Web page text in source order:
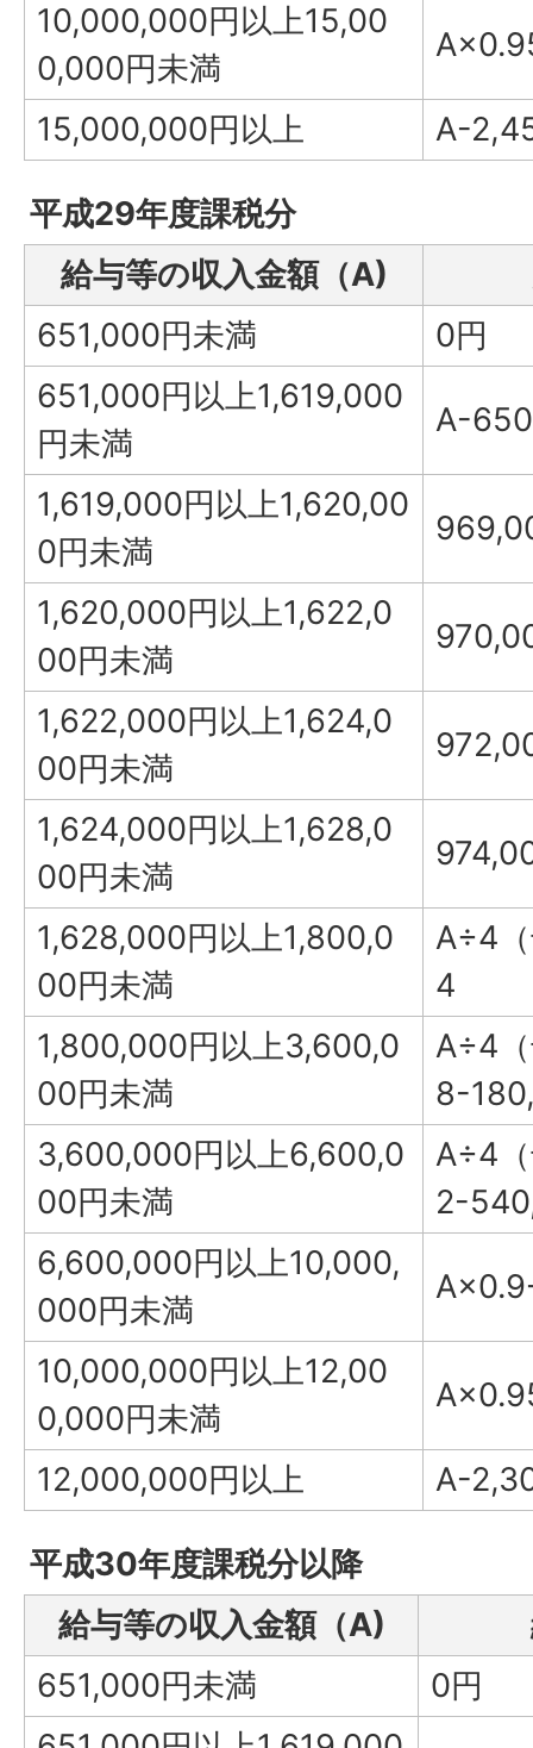
10,000,000円以上15,00
0,000円未満
15,000,000円以上 A-
平成29年度課税分
給与等の収入金額（A)
651,000円未満
0円
651,000円以上1,619,000
円未満
A-
1,619,000円以上1,620,00
0円未満
1,620,000円以上1,622,0
00円未満
1,622,000円以上1,624,0
00円未満
1,624,000円以上1,628,0
00円未満
1,628,000円以上1,800,0
00円未満
A÷4
4
1,800,000円以上3,600,0
00円未満
A÷4
8-
3,600,000円以上6,600,0
00円未満
A÷4
2-
6,600,000円以上10,000,
000円未満
10,000,000円以上12,00
0,000円未満
12,000,000円以上 A-
平成30年度課税分以降
給与等の収入金額（A)
651,000円未満
0円